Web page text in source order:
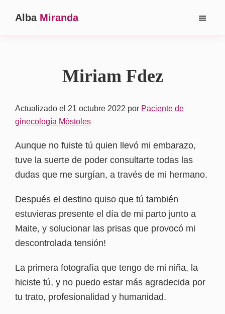
Alba Miranda
Miriam Fdez
Actualizado el 21 octubre 2022 por Paciente de
ginecología Móstoles
Aunque no fuiste tú quien llevó mi embarazo,
tuve la suerte de poder consultarte todas las
dudas que me surgían, a través de mi hermano.
Después el destino quiso que tú también
estuvieras presente el día de mi parto junto a
Maite, y solucionar las prisas que provocó mi
descontrolada tensión!
La primera fotografía que tengo de mi niña, la
hiciste tú, y no puedo estar más agradecida por
tu trato, profesionalidad y humanidad.